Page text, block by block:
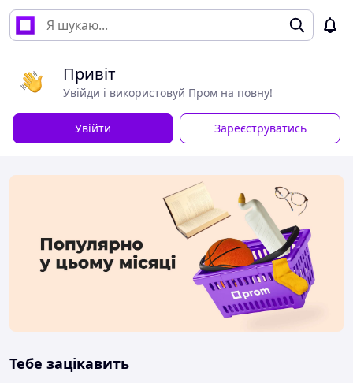
Привіт
Увійди і використовуй Пром на повну!
Увійти Зареєструватись
Тебе зацікавить